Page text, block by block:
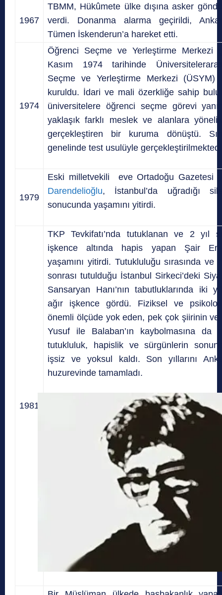
1967
TBMM, Hükûmete ülke dışına asker
verdi. Donanma alarma geçirildi,
Tümen İskenderun’a hareket etti.
1974
Öğrenci Seçme ve Yerleştirme Merkezi
Kasım 1974 tarihinde
Seçme ve Yerleştirme Merkezi (ÜSYM)
kuruldu. İdari ve mali özerkliğe sahip
üniversitelere öğrenci seçme görevi
yaklaşık farklı meslek ve alanlara
gerçekleştiren bir kuruma dönüştü.
genelinde test usulüyle
1979
Eski milletvekili eve Ortadoğu Gazetesi
Darendelioğlu, İstanbul’da uğradığı
sonucunda yaşamını yitirdi.
1981
TKP Tevkifatı’nda tutuklanan ve 2 yıl
işkence altında hapis yapan Şair
yaşamını yitirdi. Tutukluluğu sırasında ve
sonrası tutulduğu İstanbul Sirkeci’deki
Sansaryan Hanı’nın tabutluklarında iki
ağır işkence gördü. Fiziksel ve
önemli ölçüde yok eden, pek çok şiirinin ve
Yusuf ile Balaban’ın kaybolmasına da
tutukluluk, hapislik ve sürgünlerin
işsiz ve yoksul kaldı. Son yıllarını
huzurevinde tamamladı.